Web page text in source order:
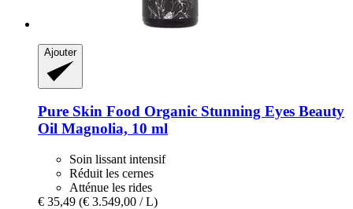
Ajouter
Pure Skin Food Organic Stunning Eyes Beauty
Oil Magnolia, 10 ml
Soin lissant intensif
Réduit les cernes
Atténue les rides
€ 35,49 (€ 3.549,00 / L)